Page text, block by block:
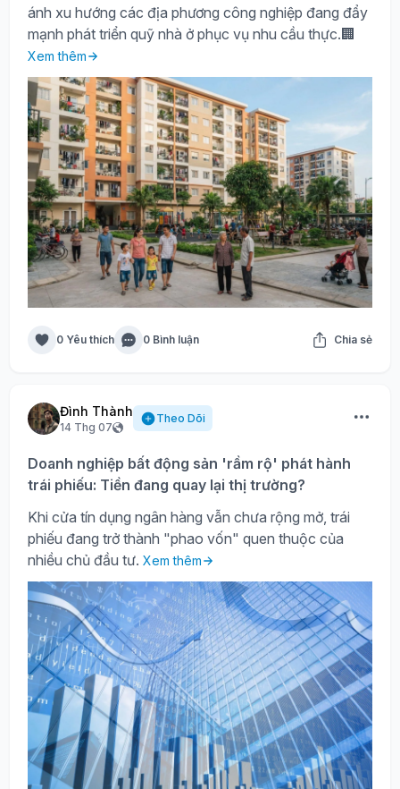
ánh xu hướng các địa phương công nghiệp đang đẩy
mạnh phát triển quỹ nhà ở phục vụ nhu cầu thực.🏢
Xem thêm
0 Yêu thích 0 Bình luận Chia sẻ
Đình Thành
14 Thg 07
Theo Dõi
Doanh nghiệp bất động sản 'rầm rộ' phát hành
trái phiếu: Tiền đang quay lại thị trường?
Khi cửa tín dụng ngân hàng vẫn chưa rộng mở, trái
phiếu đang trở thành "phao vốn" quen thuộc của
nhiều chủ đầu tư. Xem thêm